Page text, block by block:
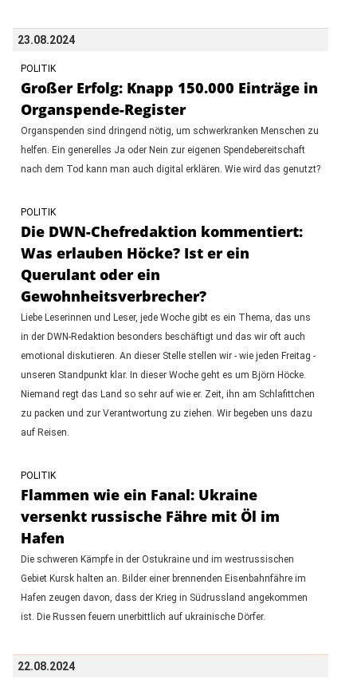
23.08.2024
POLITIK
Großer Erfolg: Knapp 150.000 Einträge in
Organspende-Register
Organspenden sind dringend nötig, um schwerkranken Menschen zu
helfen. Ein generelles Ja oder Nein zur eigenen Spendebereitschaft
nach dem Tod kann man auch digital erklären. Wie wird das genutzt?
POLITIK
Die DWN-Chefredaktion kommentiert:
Was erlauben Höcke? Ist er ein
Querulant oder ein
Gewohnheitsverbrecher?
Liebe Leserinnen und Leser, jede Woche gibt es ein Thema, das uns
in der DWN-Redaktion besonders beschäftigt und das wir oft auch
emotional diskutieren. An dieser Stelle stellen wir - wie jeden Freitag -
unseren Standpunkt klar. In dieser Woche geht es um Björn Höcke.
Niemand regt das Land so sehr auf wie er. Zeit, ihn am Schlafittchen
zu packen und zur Verantwortung zu ziehen. Wir begeben uns dazu
auf Reisen.
POLITIK
Flammen wie ein Fanal: Ukraine
versenkt russische Fähre mit Öl im
Hafen
Die schweren Kämpfe in der Ostukraine und im westrussischen
Gebiet Kursk halten an. Bilder einer brennenden Eisenbahnfähre im
Hafen zeugen davon, dass der Krieg in Südrussland angekommen
ist. Die Russen feuern unerbittlich auf ukrainische Dörfer.
22.08.2024